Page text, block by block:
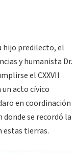
hijo predilecto, el
y humanista Dr.
el CXXVII
acto cívico
en coordinación
donde se recordó la
estas tierras.